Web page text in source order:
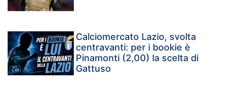
Calciomercato Lazio, svolta
centravanti: per i bookie è
Pinamonti (2,00) la scelta di
Gattuso